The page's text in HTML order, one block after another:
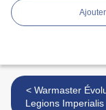
< Warmaster Évolution et
Legions Imperialis